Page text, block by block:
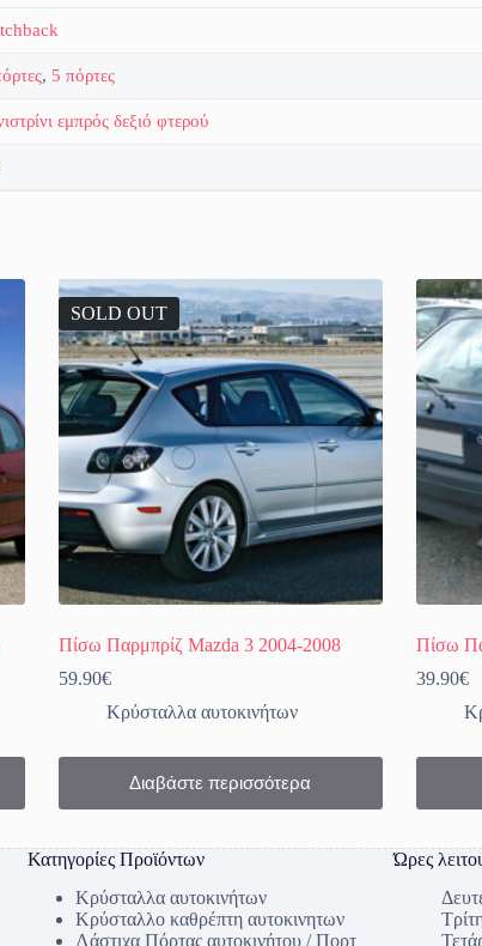
, 5 πόρτες
εμπρός δεξιό φτερού
SOLD OUT
Πίσω Παρμπρίζ Mazda 3 2004-2008
59.90€
Κρύσταλλα αυτοκινήτων
Διαβάστε περισσότερα
Πίσω
39.90€
Κατηγορίες Προϊόντων
Κρύσταλλα αυτοκινήτων
Κρύσταλλο καθρέπτη αυτοκινητων
Λάστιχα Πόρτας αυτοκινήτου / Πορτ
Ώρες